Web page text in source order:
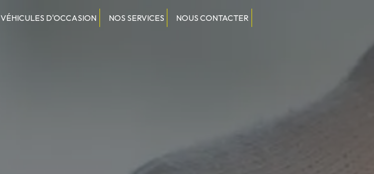
VÉHICULES D'OCCASION NOS SERVICES NOUS CONTACTER